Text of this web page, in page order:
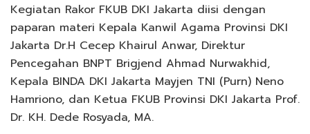
Kegiatan Rakor FKUB DKI Jakarta diisi dengan
paparan materi Kepala Kanwil Agama Provinsi DKI
Jakarta Dr.H Cecep Khairul Anwar, Direktur
Pencegahan BNPT Brigjend Ahmad Nurwakhid,
Kepala BINDA DKI Jakarta Mayjen TNI (Purn) Neno
Hamriono, dan Ketua FKUB Provinsi DKI Jakarta Prof.
Dr. KH. Dede Rosyada, MA.